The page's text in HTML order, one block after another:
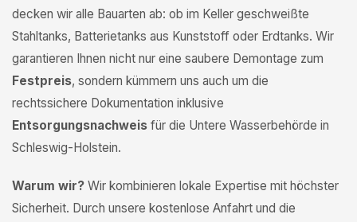
decken wir alle Bauarten ab: ob im Keller geschweißte
Stahltanks, Batterietanks aus Kunststoff oder Erdtanks. Wir
garantieren Ihnen nicht nur eine saubere Demontage zum
Festpreis, sondern kümmern uns auch um die
rechtssichere Dokumentation inklusive
Entsorgungsnachweis für die Untere Wasserbehörde in
Schleswig-Holstein.
Warum wir? Wir kombinieren lokale Expertise mit höchster
Sicherheit. Durch unsere kostenlose Anfahrt und die